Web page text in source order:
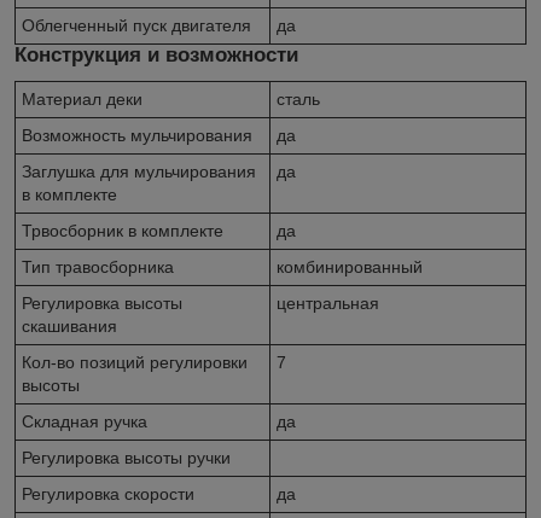
Облегченный пуск двигателя
да
Конструкция и возможности
Материал деки
сталь
Возможность мульчирования
да
Заглушка для мульчирования
в комплекте
да
Трвосборник в комплекте
да
Тип травосборника
комбинированный
Регулировка высоты
скашивания
центральная
Кол-во позиций регулировки
высоты
7
Складная ручка
да
Регулировка высоты ручки
Регулировка скорости
да